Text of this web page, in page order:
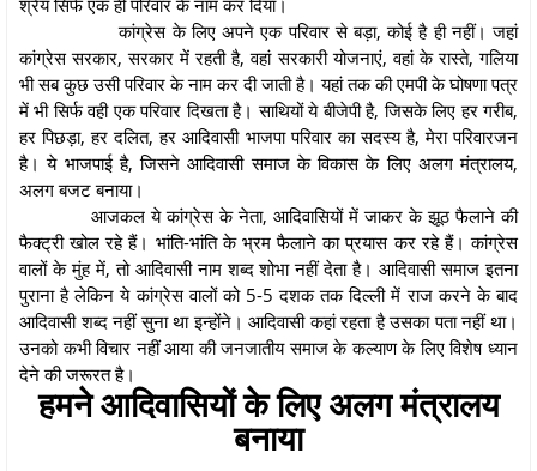
कांग्रेस के लिए अपने एक परिवार से बड़ा, कोई है ही नहीं। जहां
कांग्रेस सरकार, सरकार में रहती है, वहां सरकारी योजनाएं, वहां के रास्ते, गलिया
भी सब कुछ उसी परिवार के नाम कर दी जाती है। यहां तक की एमपी के घोषणा पत्र
में भी सिर्फ वही एक परिवार दिखता है। साथियों ये बीजेपी है, जिसके लिए हर गरीब,
हर पिछड़ा, हर दलित, हर आदिवासी भाजपा परिवार का सदस्य है, मेरा परिवारजन
है। ये भाजपाई है, जिसने आदिवासी समाज के विकास के लिए अलग मंत्रालय,
अलग बजट बनाया।
आजकल ये कांग्रेस के नेता, आदिवासियों में जाकर के झूठ फैलाने की
फैक्ट्री खोल रहे हैं। भांति-भांति के भ्रम फैलाने का प्रयास कर रहे हैं। कांग्रेस
वालों के मुंह में, तो आदिवासी नाम शब्द शोभा नहीं देता है। आदिवासी समाज इतना
पुराना है लेकिन ये कांग्रेस वालों को 5-5 दशक तक दिल्ली में राज करने के बाद
आदिवासी शब्द नहीं सुना था इन्होंने। आदिवासी कहां रहता है उसका पता नहीं था।
उनको कभी विचार नहीं आया की जनजातीय समाज के कल्याण के लिए विशेष ध्यान
देने की जरूरत है।
हमने आदिवासियों के लिए अलग मंत्रालय
बनाया